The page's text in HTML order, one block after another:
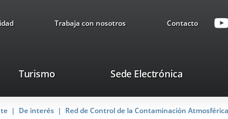
Trabaja con nosotros Contacto
TurismoEste
se
abrirá
Sede ElectrónicaEnlace
una
aplicación
De interés
Red de Control de la Contaminación